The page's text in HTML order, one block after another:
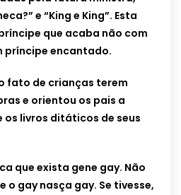
e “King e King”. Esta
que acaba não com
príncipe encantado.
fato de crianças terem
e orientou os pais a
os livros ditáticos de seus
que exista gene gay. Não
o gay nasça gay. Se tivesse,